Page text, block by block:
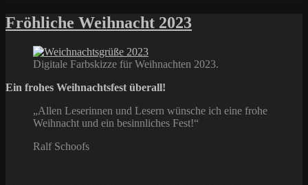
Fröhliche Weihnacht 2023
Digitale Farbskizze für Weihnachten 2023.
Ein frohes Weihnachtsfest überall!
„Allen Leserinnen und Lesern wünsche ich eine frohe
Weihnacht und ein besinnliches Fest!“
Ralf Schoofs